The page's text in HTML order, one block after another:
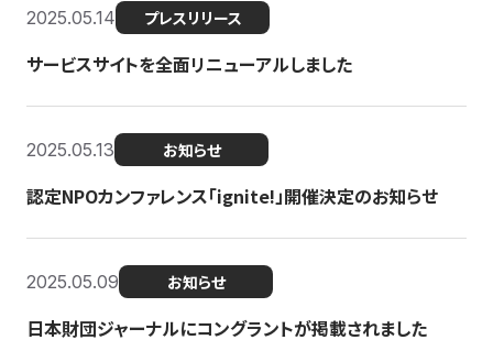
2025.05.14 プレスリリース
サービスサイトを全面リニューアルしました
2025.05.13 お知らせ
認定NPOカンファレンス「ignite!」開催決定のお知らせ
2025.05.09 お知らせ
日本財団ジャーナルにコングラントが掲載されました